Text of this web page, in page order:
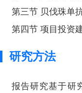
第三节 贝伐珠单
第四节 项目投资
研究方法
报告研究基于研